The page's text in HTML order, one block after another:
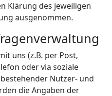
Klärung des jeweiligen
ausgenommen.
uns (z.B. per Post,
oder via soziale
Nutzer- und
die Angaben der